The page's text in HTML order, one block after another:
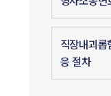
직장내괴
응 절차